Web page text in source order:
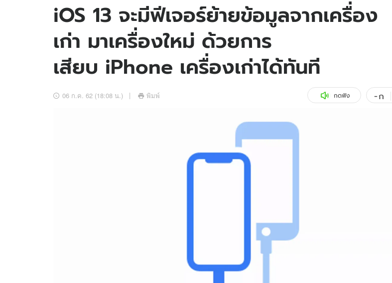
ข่าวบันเทิง
ข่าวกีฬา
ข่าวเศรษฐกิจ
อัปเดตจีน
สถิติหวยไทย
หวยลาว
วัยรุ่น
สุขภาพ
เที่ยว-กิน
Tasteful Thailand
ติดตามสนุกโซเชียลได้ที่
iOS 13 จะมีฟีเจอร์ย้ายข้อมูลจากเครื่อง
เก่า มาเครื่องใหม่ ด้วยการ
เสียบ iPhone เครื่องเก่าได้ทันที
06 ก.ค. 62 (18:08 น.) พิมพ์ กดฟัง -ก